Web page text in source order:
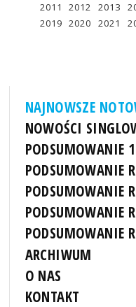
2011
2012 2013
2019 2020 2021
NAJNOWSZE
NOWOŚCI
PODSUMOWANIE
PODSUMOWANIE
PODSUMOWANIE
PODSUMOWANIE
PODSUMOWANIE
ARCHIWUM
O NAS
KONTAKT